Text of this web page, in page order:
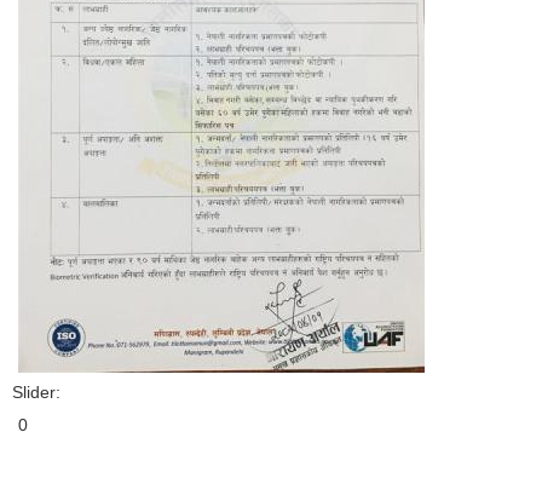
Slider:
0